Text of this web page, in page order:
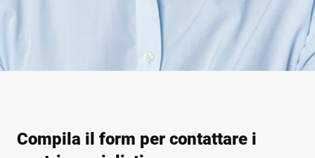
Compila il form per contattare i